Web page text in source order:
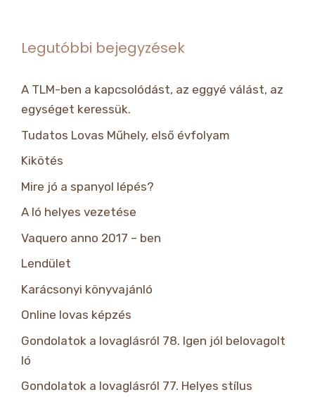
Legutóbbi bejegyzések
A TLM-ben a kapcsolódást, az eggyé válást, az
egységet keressük.
Tudatos Lovas Műhely, első évfolyam
Kikötés
Mire jó a spanyol lépés?
A ló helyes vezetése
Vaquero anno 2017 – ben
Lendület
Karácsonyi könyvajánló
Online lovas képzés
Gondolatok a lovaglásról 78. Igen jól belovagolt
ló
Gondolatok a lovaglásról 77. Helyes stílus